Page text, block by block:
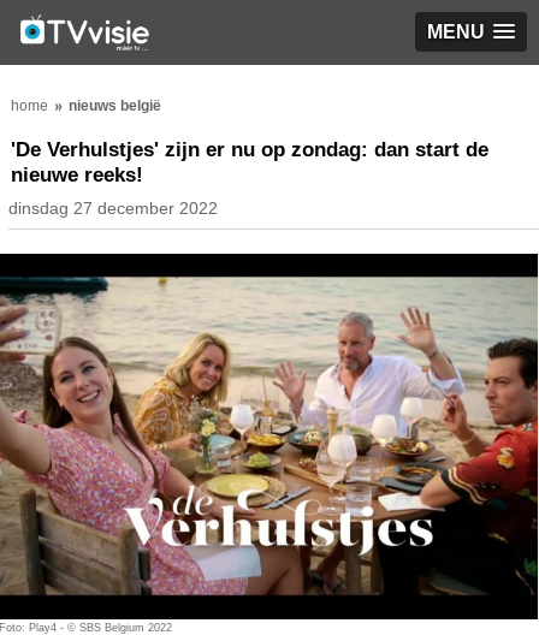
MENU
home nieuws belgië
'De Verhulstjes' zijn er nu op zondag: dan start de
nieuwe reeks!
dinsdag 27 december 2022
Foto: Play4 - © SBS Belgium 2022